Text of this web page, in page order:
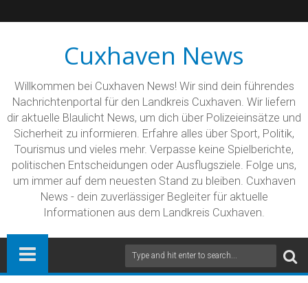
Cuxhaven News
Willkommen bei Cuxhaven News! Wir sind dein führendes
Nachrichtenportal für den Landkreis Cuxhaven. Wir liefern
dir aktuelle Blaulicht News, um dich über Polizeieinsätze und
Sicherheit zu informieren. Erfahre alles über Sport, Politik,
Tourismus und vieles mehr. Verpasse keine Spielberichte,
politischen Entscheidungen oder Ausflugsziele. Folge uns,
um immer auf dem neuesten Stand zu bleiben. Cuxhaven
News - dein zuverlässiger Begleiter für aktuelle
Informationen aus dem Landkreis Cuxhaven.